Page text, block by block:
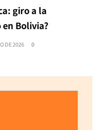
giro a la
Bolivia?
DE 2026 0